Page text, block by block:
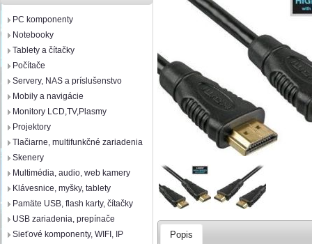
PC komponenty
Notebooky
Tablety a čítačky
Počítače
Servery, NAS a príslušenstvo
Mobily a navigácie
Monitory LCD,TV,Plasmy
Projektory
Tlačiarne, multifunkčné zariadenia
Skenery
Multimédia, audio, web kamery
Klávesnice, myšky, tablety
Pamäte USB, flash karty, čítačky
USB zariadenia, prepínače
Sieťové komponenty, WIFI, IP
Popis